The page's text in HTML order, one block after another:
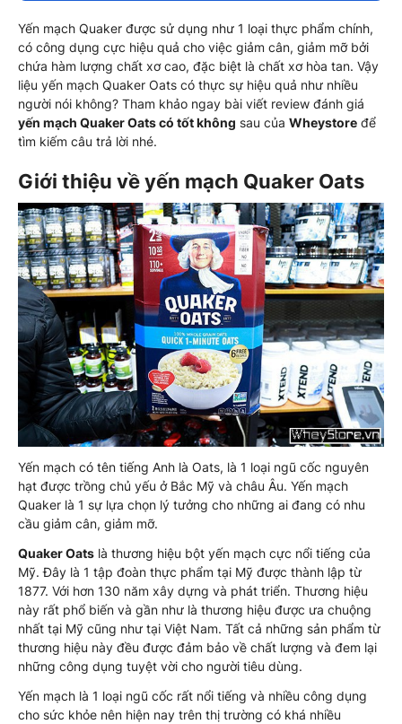
Yến mạch Quaker được sử dụng như 1 loại thực phẩm chính,
có công dụng cực hiệu quả cho việc giảm cân, giảm mỡ bởi
chứa hàm lượng chất xơ cao, đặc biệt là chất xơ hòa tan. Vậy
liệu yến mạch Quaker Oats có thực sự hiệu quả như nhiều
người nói không? Tham khảo ngay bài viết review đánh giá
yến mạch Quaker Oats có tốt không sau của Wheystore để
tìm kiếm câu trả lời nhé.
Giới thiệu về yến mạch Quaker Oats
Yến mạch có tên tiếng Anh là Oats, là 1 loại ngũ cốc nguyên
hạt được trồng chủ yếu ở Bắc Mỹ và châu Âu. Yến mạch
Quaker là 1 sự lựa chọn lý tưởng cho những ai đang có nhu
cầu giảm cân, giảm mỡ.
Quaker Oats là thương hiệu bột yến mạch cực nổi tiếng của
Mỹ. Đây là 1 tập đoàn thực phẩm tại Mỹ được thành lập từ
1877. Với hơn 130 năm xây dựng và phát triển. Thương hiệu
này rất phổ biến và gần như là thương hiệu được ưa chuộng
nhất tại Mỹ cũng như tại Việt Nam. Tất cả những sản phẩm từ
thương hiệu này đều được đảm bảo về chất lượng và đem lại
những công dụng tuyệt vời cho người tiêu dùng.
Yến mạch là 1 loại ngũ cốc rất nổi tiếng và nhiều công dụng
cho sức khỏe nên hiện nay trên thị trường có khá nhiều